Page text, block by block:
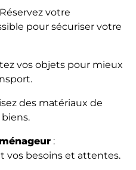
votre
pour sécuriser votre
vos objets pour mieux
des matériaux de
:
vos besoins et attentes.